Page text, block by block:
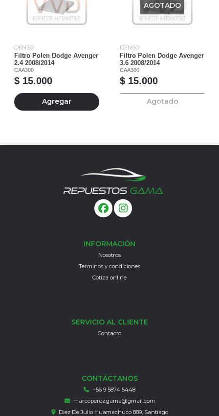
DENSO
Filtro Polen Dodge Avenger
2.4 2008/2014
CAA300
$ 15.000
Agregar
AGOTADO
DENSO
Filtro Polen Dodge Avenger
3.6 2008/2014
CAA300
$ 15.000
Agotado
INFORMACIÓN
Nosotros
Terminos y condiciones
Cotiza online
SERVICIO AL CLIENTE
Contacto
CONTÁCTANOS
+56 9 5874 5448
marcoperez.gama@gmail.com
Diez De Julio Huamachuco 889, Santiago